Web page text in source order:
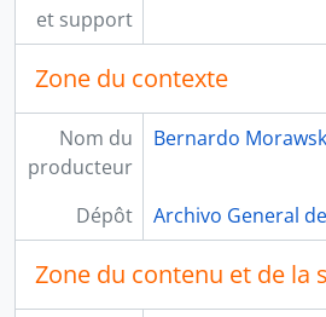
[Pièce] Arrobas
[Pièce]
[Pièce] Bienes
[Pièce] Remisión
[Pièce] Caudales que
[Pièce] Reclamos
[Pièce]
[Pièce] Ejercicio
et support
Zone du contexte
Nom du
producteur
Bernardo
Dépôt Archivo General
Zone du contenu et de la